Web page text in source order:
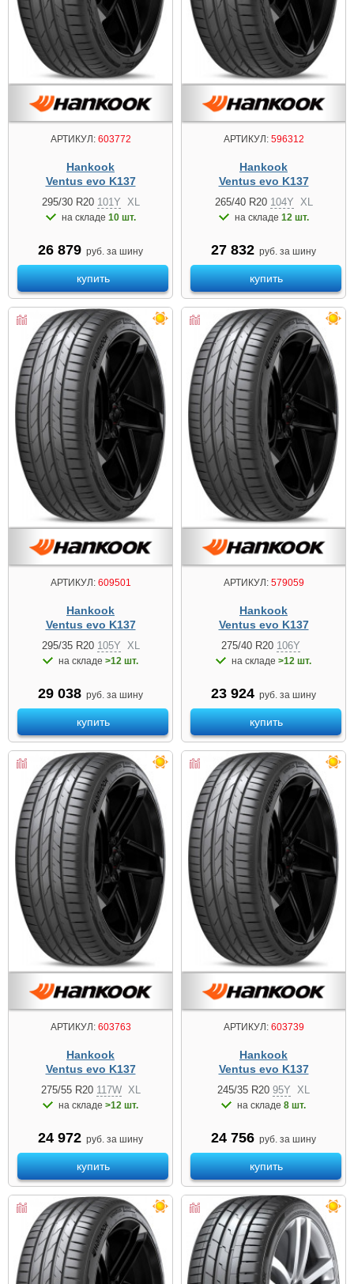
АРТИКУЛ:603772
Hankook
Ventus evo K137
295/30 R20 101Y XL
на складе 10 шт.
26 879 руб. за шину
купить
АРТИКУЛ:596312
Hankook
Ventus evo K137
265/40 R20 104Y XL
на складе 12 шт.
27 832 руб. за шину
купить
АРТИКУЛ:609501
Hankook
Ventus evo K137
295/35 R20 105Y XL
на складе >12 шт.
29 038 руб. за шину
купить
АРТИКУЛ:579059
Hankook
Ventus evo K137
275/40 R20 106Y
на складе >12 шт.
23 924 руб. за шину
купить
АРТИКУЛ:603763
Hankook
Ventus evo K137
275/55 R20 117W XL
на складе >12 шт.
24 972 руб. за шину
купить
АРТИКУЛ:603739
Hankook
Ventus evo K137
245/35 R20 95Y XL
на складе 8 шт.
24 756 руб. за шину
купить